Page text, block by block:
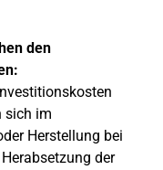
den
sich im
Herstellung bei
der